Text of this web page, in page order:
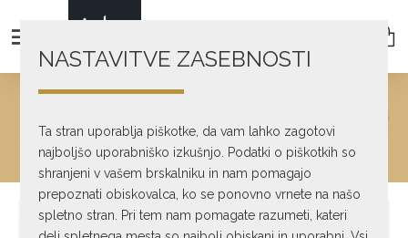
Digitalno
NASTAVITVE ZASEBNOSTI
Ta stran uporablja piškotke, da vam lahko zagotovi
najboljšo uporabniško izkušnjo. Podatki o piškotkih so
shranjeni v vašem brskalniku in nam pomagajo
prepoznati obiskovalca, ko se ponovno vrnete na našo
spletno stran. Pri tem nam pomagate razumeti, kateri